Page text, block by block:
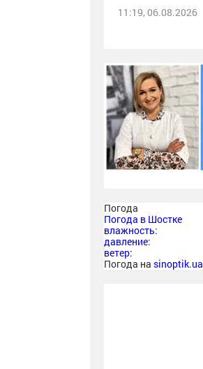
11:19, 06.08.2026
Погода
Погода в Шостке
влажность:
давление:
ветер:
Погода на sinoptik.ua